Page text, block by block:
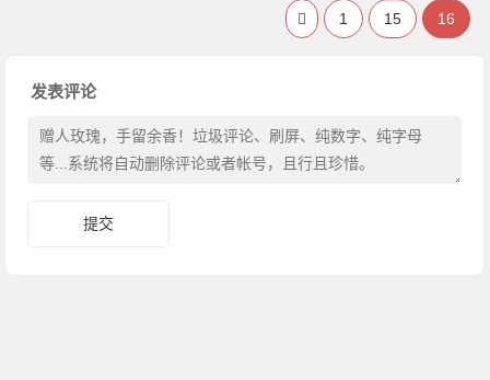
1 15 16
发表评论